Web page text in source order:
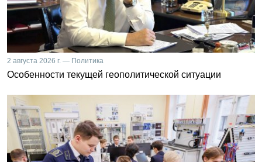
2 августа 2026 г. — Политика
Особенности текущей геополитической ситуации